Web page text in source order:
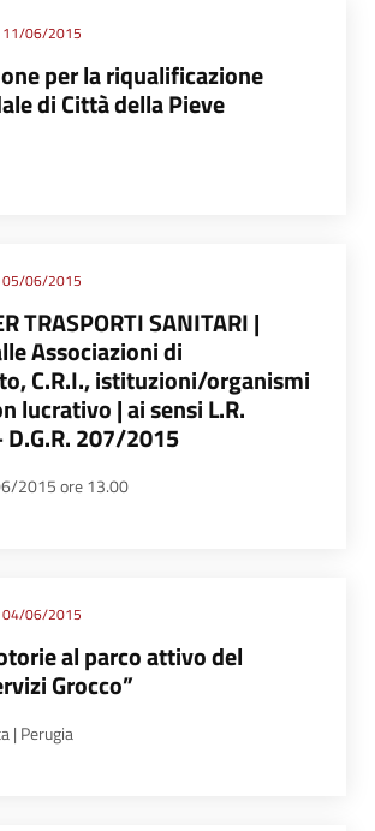
11/06/2015
per la riqualificazione
di Città della Pieve
05/06/2015
TRASPORTI SANITARI |
Associazioni di
C.R.I., istituzioni/organismi
lucrativo | ai sensi L.R.
207/2015
2015 ore 13.00
04/06/2015
al parco attivo del
Grocco”
| Perugia